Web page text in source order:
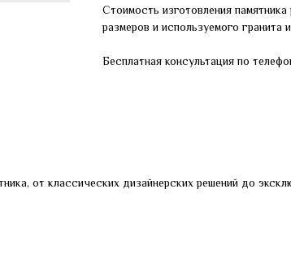
Стоимость изготовления
размеров и используемого гранита
Бесплатная консультация по
от классических дизайнерских решений до